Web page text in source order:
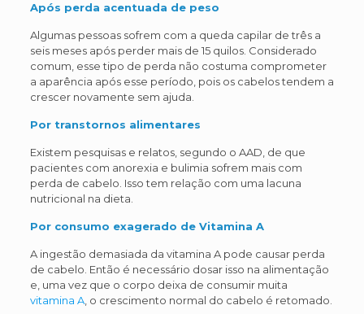
Após perda acentuada de peso
Algumas pessoas sofrem com a queda capilar de três a
seis meses após perder mais de 15 quilos. Considerado
comum, esse tipo de perda não costuma comprometer
a aparência após esse período, pois os cabelos tendem a
crescer novamente sem ajuda.
Por transtornos alimentares
Existem pesquisas e relatos, segundo o AAD, de que
pacientes com anorexia e bulimia sofrem mais com
perda de cabelo. Isso tem relação com uma lacuna
nutricional na dieta.
Por consumo exagerado de Vitamina A
A ingestão demasiada da vitamina A pode causar perda
de cabelo. Então é necessário dosar isso na alimentação
e, uma vez que o corpo deixa de consumir muita
vitamina A, o crescimento normal do cabelo é retomado.